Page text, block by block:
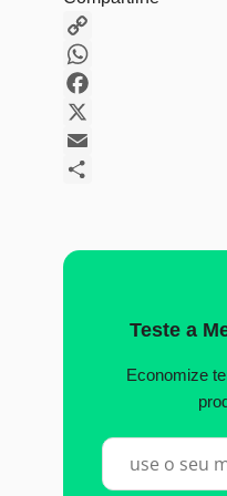
Copy
Link
WhatsApp
Facebook
X
Email
Teste a
Economize